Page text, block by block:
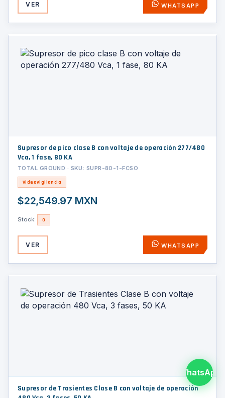
VER WHATSAPP
Supresor de pico clase B con voltaje de operación 277/480
Vca, 1 fase, 80 KA
TOTAL GROUND · SKU: SUPR-80-1-FCSO
Videovigilancia
$22,549.97 MXN
Stock: 0
VER WHATSAPP
Supresor de Trasientes Clase B con voltaje de operación
WhatsApp